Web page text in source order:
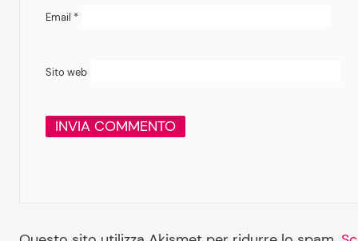
Email *
Sito web